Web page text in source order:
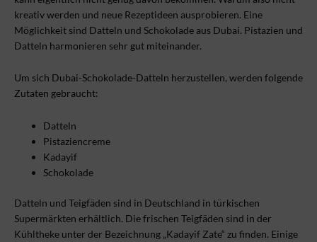
kreativ werden und neue Rezeptideen ausprobieren. Eine
Möglichkeit sind Datteln und Schokolade aus Dubai. Pistazien und
Datteln harmonieren sehr gut miteinander.
Um sich Dubai-Schokolade-Datteln herzustellen, werden folgende
Zutaten gebraucht:
Datteln
Pistaziencreme
Kadayif
Schokolade
Datteln und Teigfäden sind in Deutschland in türkischen
Supermärkten erhältlich. Die frischen Teigfäden sind in der
Kühltheke unter der Bezeichnung „Kadayif Zate“ zu finden. Einige